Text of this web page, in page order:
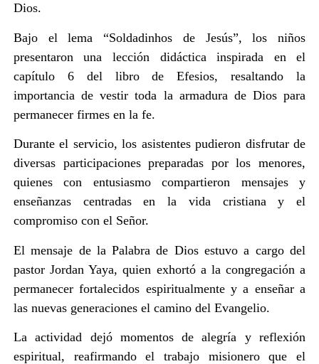
Dios.
Bajo el lema “Soldadinhos de Jesús”, los niños
presentaron una lección didáctica inspirada en el
capítulo 6 del libro de Efesios, resaltando la
importancia de vestir toda la armadura de Dios para
permanecer firmes en la fe.
Durante el servicio, los asistentes pudieron disfrutar de
diversas participaciones preparadas por los menores,
quienes con entusiasmo compartieron mensajes y
enseñanzas centradas en la vida cristiana y el
compromiso con el Señor.
El mensaje de la Palabra de Dios estuvo a cargo del
pastor Jordan Yaya, quien exhortó a la congregación a
permanecer fortalecidos espiritualmente y a enseñar a
las nuevas generaciones el camino del Evangelio.
La actividad dejó momentos de alegría y reflexión
espiritual, reafirmando el trabajo misionero que el